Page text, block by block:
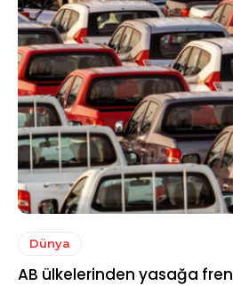
Dünya
AB ülkelerinden yasağa fren